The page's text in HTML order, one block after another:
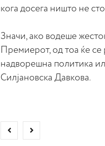
кога досега ништо не
Значи, ако водеше
Премиерот, од тоа ќе
надворешна политика
Силјановска Давкова.